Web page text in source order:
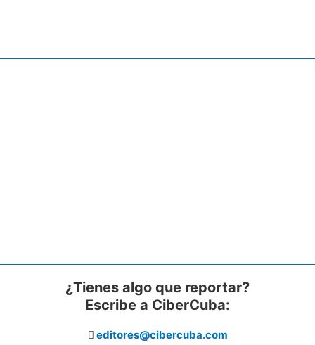
¿Tienes algo que reportar?
Escribe a CiberCuba:
editores@cibercuba.com